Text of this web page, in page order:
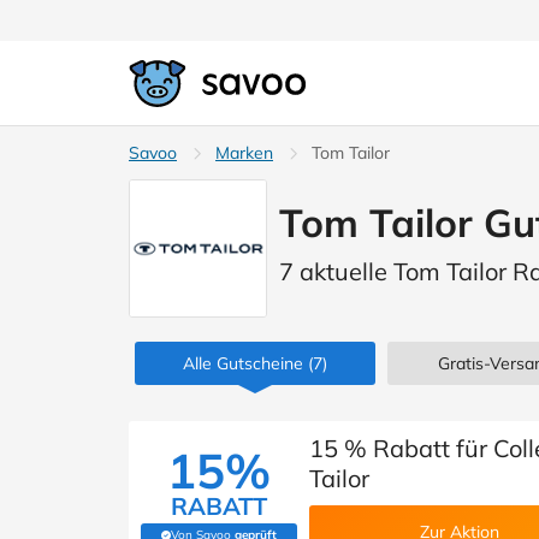
Savoo Marken Tom Tailor
Tom Tailor
7 aktuelle Tom Tailor
Alle Gutscheine (7) Gratis-
15%
RABATT
Von Savoo geprüft
15 % Rabatt für
Tailor
Zur Aktion